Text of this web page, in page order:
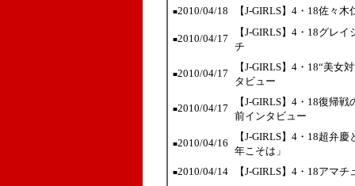
■2010/04/18 【J-GIRLS】4・18佐々
■2010/04/17
【J-GIRLS】4・18グレ
チ
■2010/04/17
【J-GIRLS】4・18“美女
タビュー
■2010/04/17
【J-GIRLS】4・18復帰
前インタビュー
■2010/04/16
【J-GIRLS】4・18超弁
年こそは」
■2010/04/14 【J-GIRLS】4・18アマ